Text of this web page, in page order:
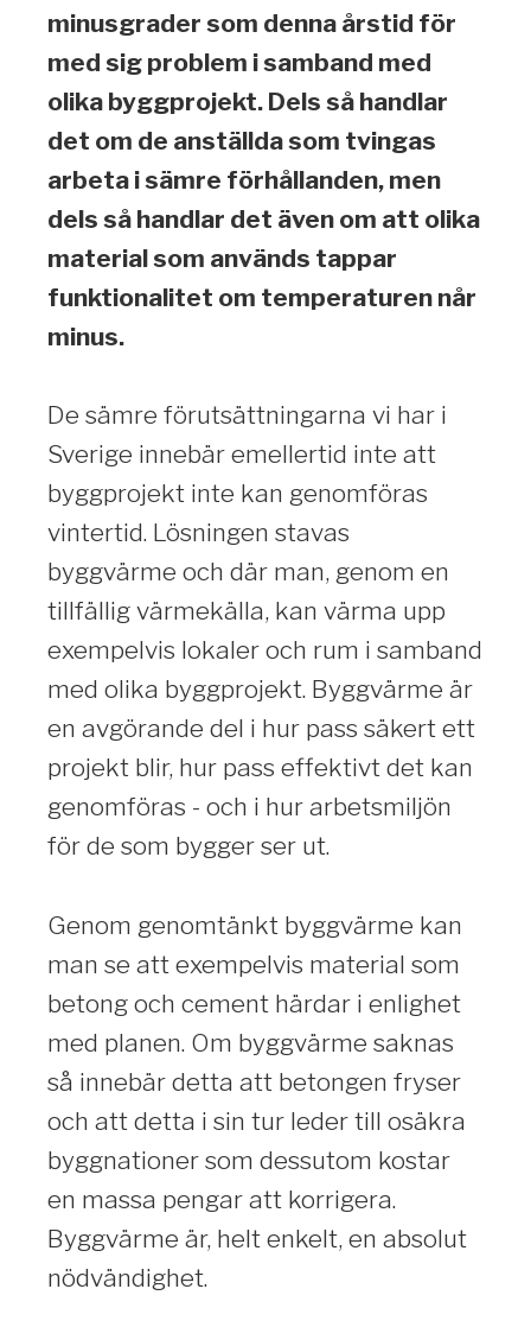
minusgrader som denna årstid för
med sig problem i samband med
olika byggprojekt. Dels så handlar
det om de anställda som tvingas
arbeta i sämre förhållanden, men
dels så handlar det även om att olika
material som används tappar
funktionalitet om temperaturen når
minus.
De sämre förutsättningarna vi har i
Sverige innebär emellertid inte att
byggprojekt inte kan genomföras
vintertid. Lösningen stavas
byggvärme och där man, genom en
tillfällig värmekälla, kan värma upp
exempelvis lokaler och rum i samband
med olika byggprojekt. Byggvärme är
en avgörande del i hur pass säkert ett
projekt blir, hur pass effektivt det kan
genomföras - och i hur arbetsmiljön
för de som bygger ser ut.
Genom genomtänkt byggvärme kan
man se att exempelvis material som
betong och cement härdar i enlighet
med planen. Om byggvärme saknas
så innebär detta att betongen fryser
och att detta i sin tur leder till osäkra
byggnationer som dessutom kostar
en massa pengar att korrigera.
Byggvärme är, helt enkelt, en absolut
nödvändighet.